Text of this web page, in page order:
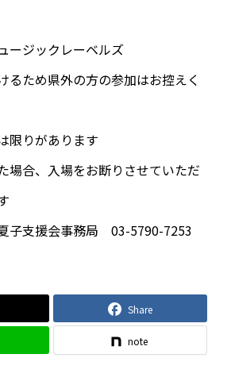
ージックレーベルズ
るため県外の方の参加はお控えく
限りがあります
場合、入場をお断りさせていただ
子支援会事務局 03-5790-7253
Share
note